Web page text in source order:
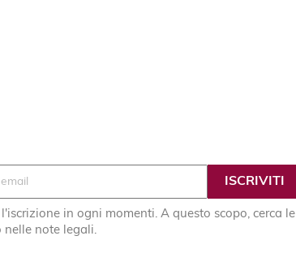
in ogni momenti. A questo scopo, cerca le
note legali.